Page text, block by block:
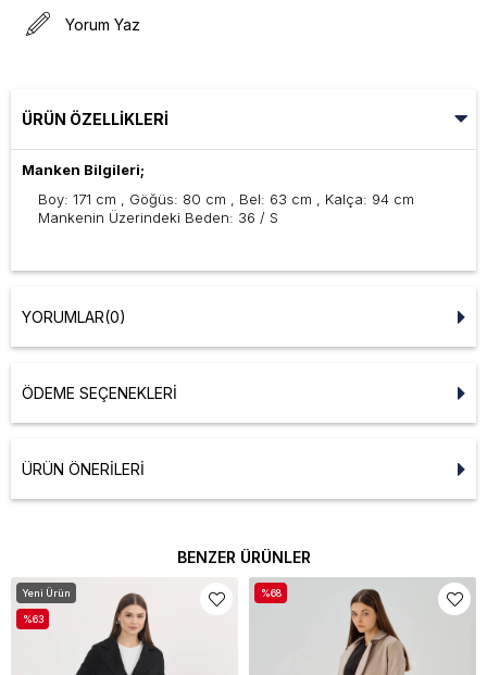
Yorum Yaz
ÜRÜN ÖZELLIKLERI
Manken Bilgileri;
Boy: 171 cm , Göğüs: 80 cm , Bel: 63 cm , Kalça: 94 cm
Mankenin Üzerindeki Beden: 36 / S
YORUMLAR(0)
ÖDEME SEÇENEKLERI
ÜRÜN ÖNERILERI
BENZER ÜRÜNLER
Yeni Ürün
%63
%68